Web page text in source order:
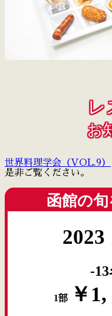
レ
お
世界料理学会（VOL.9）
是非ご覧ください。
函館の
-
1部 ￥